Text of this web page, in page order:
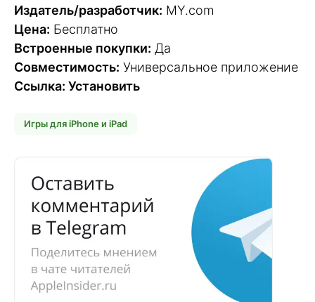
Издатель/разработчик: MY.com
Цена: Бесплатно
Встроенные покупки: Да
Совместимость: Универсальное приложение
Ссылка: Установить
Игры для iPhone и iPad